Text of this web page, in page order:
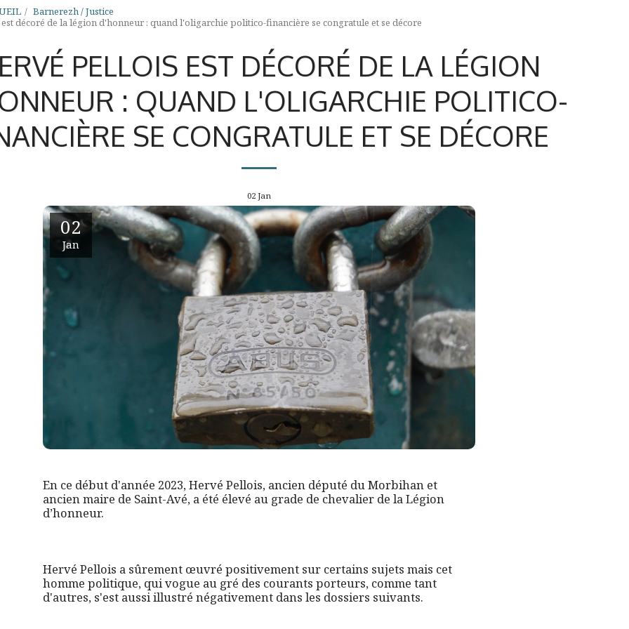
Barnerezh / Justice
décoré de la légion d'honneur : quand l'oligarchie politico-financière se congratule et se décore
PELLOIS EST DÉCORÉ DE LA LÉGION
: QUAND L'OLIGARCHIE POLITICO-
SE CONGRATULE ET SE DÉCORE
02 Jan
02
Jan
En ce début d'année 2023, Hervé Pellois, ancien député du Morbihan et
ancien maire de Saint-Avé, a été élevé au grade de chevalier de la Légion
d’honneur.
Hervé Pellois a sûrement œuvré positivement sur certains sujets mais cet
homme politique, qui vogue au gré des courants porteurs, comme tant
d'autres, s'est aussi illustré négativement dans les dossiers suivants.